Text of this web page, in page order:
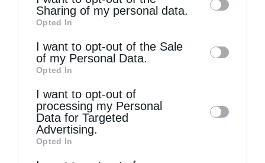
information by third parties on the IAB’s list
of downstream participants. This
information may also be disclosed by us to
third parties on theIAB’s List of
Downstream Participants
disclose it to other third parties.
Sharing of my personal data.
Opted In
I want to opt-out of the Sale
of my Personal Data.
Opted In
I want to opt-out of
processing my Personal
Data for Targeted
Advertising.
Opted In